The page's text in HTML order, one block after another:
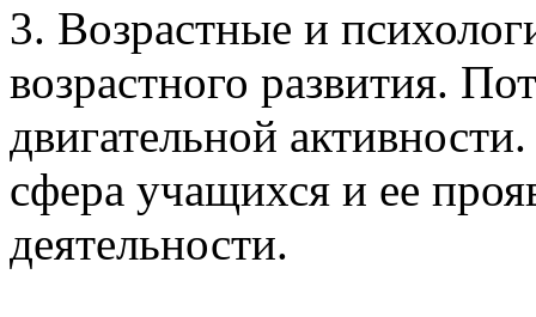
3. Возрастные и
возрастного развития.
двигательной
сфера учащихся и ее
деятельности.